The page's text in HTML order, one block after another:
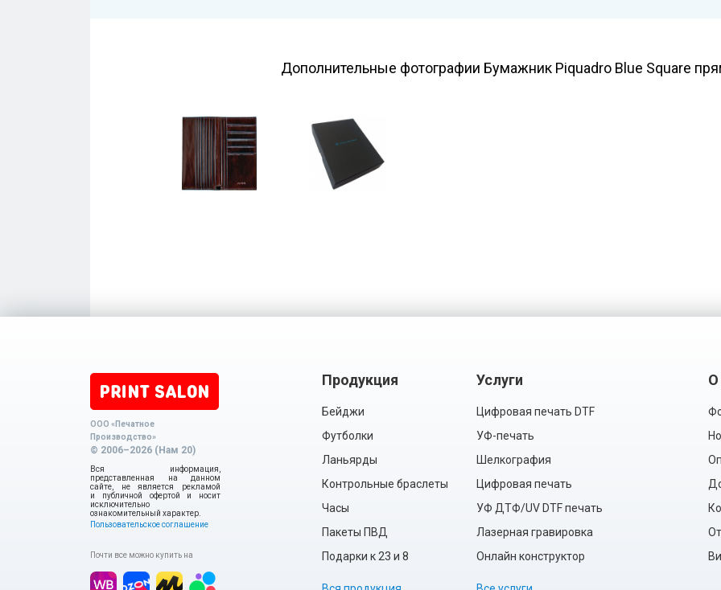
Дополнительные фотографии Бумажник Piquadro Blue Square
ООО «Печатное
Производство»
© 2006–2026 (Нам 20)
Вся информация,
представленная на данном
сайте, не является рекламой
и публичной офертой и носит
исключительно
ознакомительный характер.
Пользовательское соглашение
Почти все можно купить на
Продукция
Бейджи
Футболки
Ланьярды
Контрольные браслеты
Часы
Пакеты ПВД
Подарки к 23 и 8
Услуги
Цифровая печать DTF
УФ-печать
Шелкография
Цифровая печать
УФ ДТФ/UV DTF печать
Лазерная гравировка
Онлайн конструктор
О